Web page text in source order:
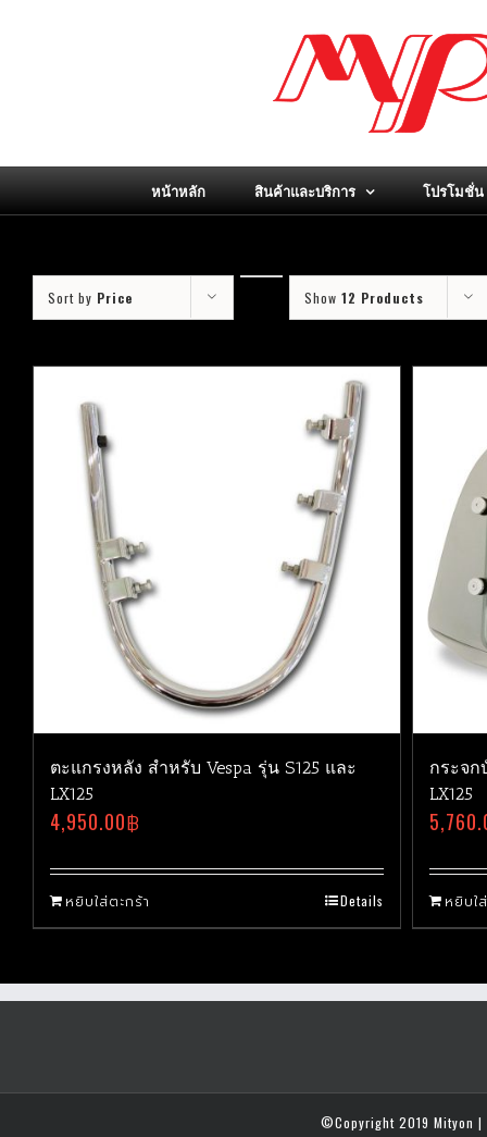
หน้าหลัก สินค้าและบริการ โปรโมชั่น
Sort by Price Show 12 Products
ตะแกรงหลัง สำหรับ Vespa รุ่น S125 และ
LX125
4,950.00฿
หยิบใส่ตะกร้า Details
กระจก
LX125
หยิบใ
©Copyright 2019 Mityon